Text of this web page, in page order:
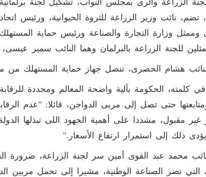
الزراعة والرى بمجلس النواب، تشكيل لجنة
تضم، نائب وزير الزراعة للثروة الحيوانية، ورئيس
وممثل وزارة التجارة والصناعة ورئيس حماية
للجنة الزراعة بالبرلمان وهما النائب سمير
هشام الحصرى، تنصل جهاز حماية المستهلك من
كلمته، الحكومة بآلية واضحة المعالم ومحددة
ومتابعتها حتى تصل إلى مربى الدواجن، قائلا: "عدم
غير مقبول، مشددا على أهمية الجهود اللى تبذلها
يؤدى ذلك إلى استمرار ارتفاع الأسعار ".
محمد عبد القوى أمين سر لجنة الزراعة، ضرورة
التي تضر الصناعة الوطنية، مشيرا إلى تحمل مربين